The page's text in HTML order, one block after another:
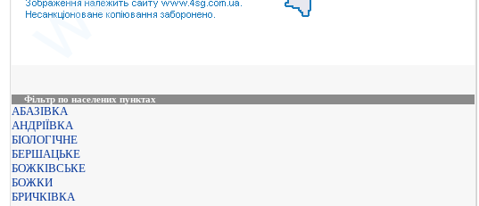
Фільтр по населених пунктах
АБАЗІВКА
АНДРІЇВКА
БІОЛОГІЧНЕ
БЕРШАЦЬКЕ
БОЖКІВСЬКЕ
БОЖКИ
БРИЧКІВКА